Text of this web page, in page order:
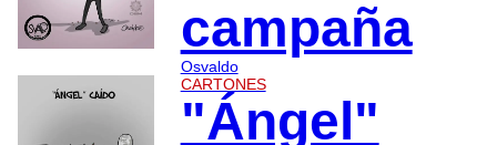
campaña
Osvaldo
CARTONES
"Ángel"